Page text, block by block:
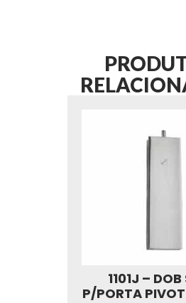
1101J – DOB
P/PORTA